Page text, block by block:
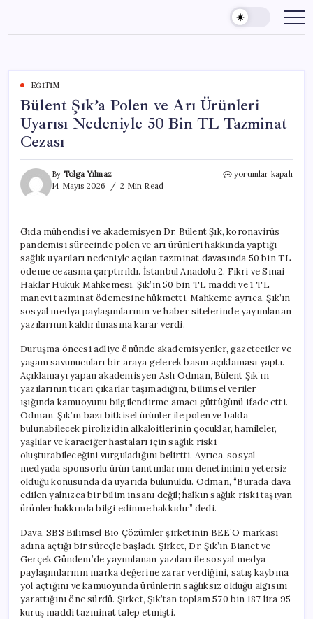
content
EĞITIM
Bülent Şık’a Polen ve Arı Ürünleri
Uyarısı Nedeniyle 50 Bin TL Tazminat
Cezası
By Tolga Yılmaz
14 Mayıs 2026
2 Min Read
Bülent
Ürünleri
Uyarısı
Nedeniyle
50
Bin
Tazminat
Cezası
yorumlar kapalı
Gıda mühendisi ve akademisyen Dr. Bülent Şık, koronavirüs
pandemisi sürecinde polen ve arı ürünleri hakkında yaptığı
sağlık uyarıları nedeniyle açılan tazminat davasında 50 bin TL
ödeme cezasına çarptırıldı. İstanbul Anadolu 2. Fikri ve Sınai
Haklar Hukuk Mahkemesi, Şık’ın 50 bin TL maddi ve 1 TL
manevi tazminat ödemesine hükmetti. Mahkeme ayrıca, Şık’ın
sosyal medya paylaşımlarının ve haber sitelerinde yayımlanan
yazılarının kaldırılmasına karar verdi.
Duruşma öncesi adliye önünde akademisyenler, gazeteciler ve
yaşam savunucuları bir araya gelerek basın açıklaması yaptı.
Açıklamayı yapan akademisyen Aslı Odman, Bülent Şık’ın
yazılarının ticari çıkarlar taşımadığını, bilimsel veriler
ışığında kamuoyunu bilgilendirme amacı güttüğünü ifade etti.
Odman, Şık’ın bazı bitkisel ürünler ile polen ve balda
bulunabilecek pirolizidin alkaloitlerinin çocuklar, hamileler,
yaşlılar ve karaciğer hastaları için sağlık riski
oluşturabileceğini vurguladığını belirtti. Ayrıca, sosyal
medyada sponsorlu ürün tanıtımlarının denetiminin yetersiz
olduğu konusunda da uyarıda bulunuldu. Odman, “Burada dava
edilen yalnızca bir bilim insanı değil; halkın sağlık riski taşıyan
ürünler hakkında bilgi edinme hakkıdır” dedi.
Dava, SBS Bilimsel Bio Çözümler şirketinin BEE’O markası
adına açtığı bir süreçle başladı. Şirket, Dr. Şık’ın Bianet ve
Gerçek Gündem’de yayımlanan yazıları ile sosyal medya
paylaşımlarının marka değerine zarar verdiğini, satış kaybına
yol açtığını ve kamuoyunda ürünlerin sağlıksız olduğu algısını
yarattığını öne sürdü. Şirket, Şık’tan toplam 570 bin 187 lira 95
kuruş maddi tazminat talep etmişti.